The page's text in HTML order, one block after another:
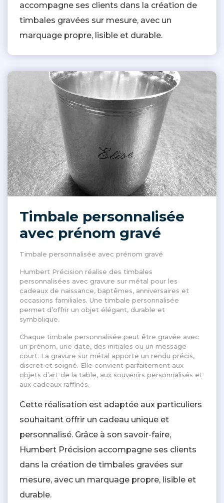
accompagne ses clients dans la création de
timbales gravées sur mesure, avec un
marquage propre, lisible et durable.
Timbale personnalisée
avec prénom gravé
Timbale personnalisée avec prénom gravé
Humbert Précision réalise des timbales
personnalisées avec gravure sur métal pour les
cadeaux de naissance, baptêmes, anniversaires et
occasions familiales. Une timbale personnalisée
permet d’offrir un objet élégant, durable et
symbolique.
Chaque timbale personnalisée peut être gravée avec
un prénom, une date, des initiales ou un message
court. La gravure sur métal apporte un rendu précis,
discret et soigné. Elle convient parfaitement aux
objets d’art de la table, aux souvenirs personnalisés et
aux cadeaux raffinés.
Cette réalisation est adaptée aux particuliers
souhaitant offrir un cadeau unique et
personnalisé. Grâce à son savoir-faire,
Humbert Précision accompagne ses clients
dans la création de timbales gravées sur
mesure, avec un marquage propre, lisible et
durable.